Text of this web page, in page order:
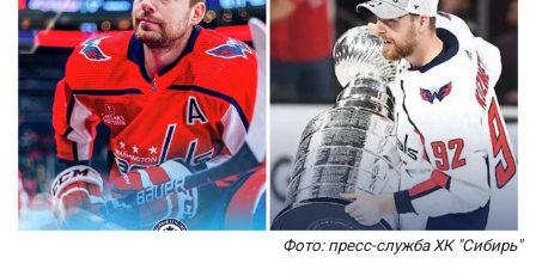
Фото: пресс-служба ХК "Сибирь"